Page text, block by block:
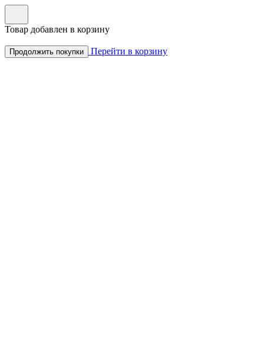
Товар добавлен в корзину
Продолжить покупки Перейти в корзину